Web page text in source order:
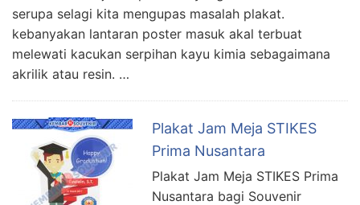
serupa selagi kita mengupas masalah plakat.
kebanyakan lantaran poster masuk akal terbuat
melewati kacukan serpihan kayu kimia sebagaimana
akrilik atau resin. …
Plakat Jam Meja STIKES
Prima Nusantara
Plakat Jam Meja STIKES Prima
Nusantara bagi Souvenir